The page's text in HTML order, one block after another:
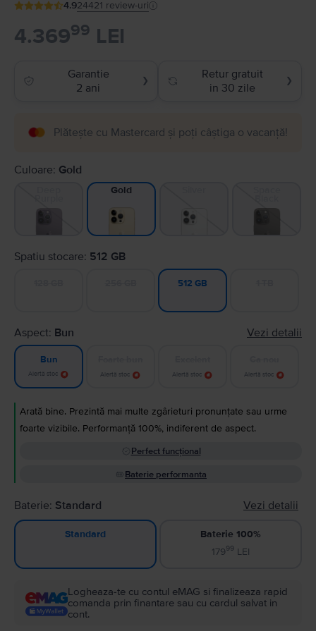
4.924421 review-uri
4.36999 LEI
Garantie
2 ani
❯
Retur gratuit
in 30 zile
❯
Plătește cu Mastercard și poți câștiga o vacanță!
Culoare: Gold
Gold
Spatiu stocare: 512 GB
512 GB
Aspect: Bun Vezi detalii
Bun
Alertă stoc Alertă stoc Alertă stoc Alertă stoc
Arată bine. Prezintă mai multe zgârieturi pronunțate sau urme
foarte vizibile. Performanță 100%, indiferent de aspect.
Perfect funcțional
Baterie performanta
Baterie: Standard Vezi detalii
Standard
Baterie 100%
17999 LEI
Logheaza-te cu contul eMAG si finalizeaza rapid
comanda prin finantare sau cu cardul salvat in
cont.